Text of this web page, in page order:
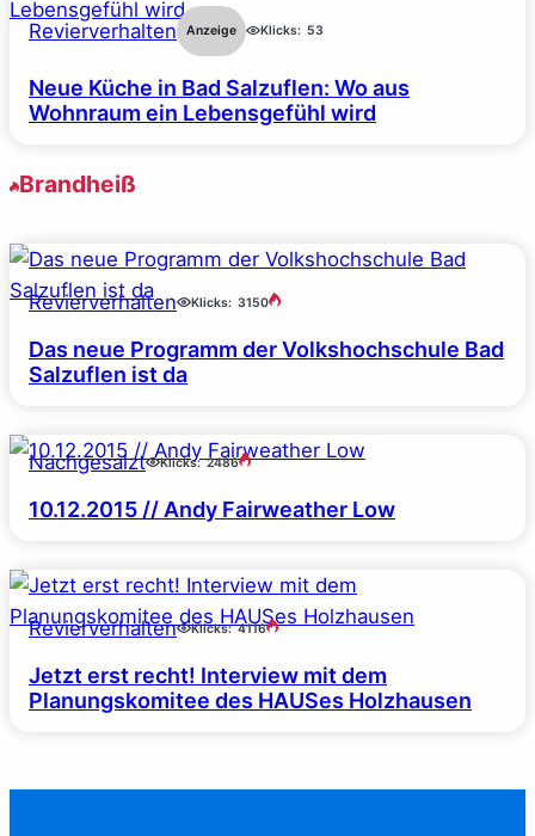
Revierverhalten Anzeige Klicks: 53
Neue Küche in Bad Salzuflen: Wo aus
Wohnraum ein Lebensgefühl wird
Brandheiß
Revierverhalten Klicks: 3150
Das neue Programm der Volkshochschule Bad
Salzuflen ist da
Nachgesalzt Klicks: 2486
10.12.2015 // Andy Fairweather Low
Revierverhalten Klicks: 4116
Jetzt erst recht! Interview mit dem
Planungskomitee des HAUSes Holzhausen